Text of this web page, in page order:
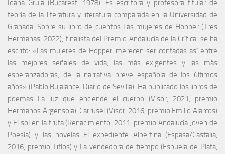
Ioana Gruia (Bucarest, 1978). Es escritora y profesora titular de
teoría de la literatura y literatura comparada en la Universidad de
Granada. Sobre su libro de cuentos Las mujeres de Hopper (Tres
Hermanas, 2022), finalista del Premio Andalucía de la Crítica, se ha
escrito: «Las mujeres de Hopper merecen ser contadas así entre
las mejores señales de vida, las más exigentes y las más
esperanzadoras, de la narrativa breve española de los últimos
años» (Pablo Bujalance, Diario de Sevilla). Ha publicado los libros de
poemas La luz que enciende el cuerpo (Visor, 2021, premio
Hermanos Argensola), Carrusel (Visor, 2016, premio Emilio Alarcos)
y El sol en la fruta (Renacimiento, 2011, premio Andalucía Joven de
Poesía) y las novelas El expediente Albertina (Espasa/Castalia,
2016, premio Tiflos) y La vendedora de tiempo (Espuela de Plata,